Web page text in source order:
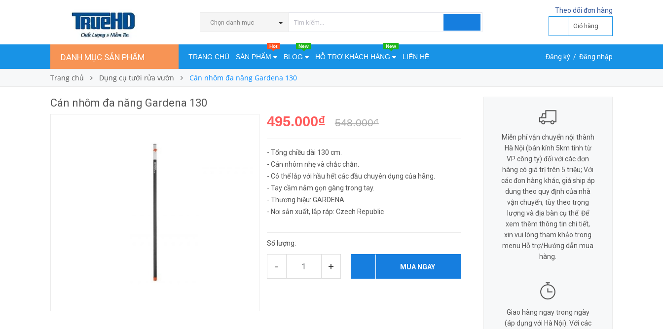
Chọn danh mục
Theo dõi đơn hàng
Giỏ hàng
DANH MỤC SẢN PHẨM TRANG CHỦ SẢN PHẨM
Hot
BLOG
New
HỖ TRỢ KHÁCH HÀNG
New
LIÊN HỆ Đăng ký / Đăng nhập
Trang chủ Dụng cụ tưới rửa vườn Cán nhôm đa năng Gardena 130
Cán nhôm đa năng Gardena 130
495.000₫ 548.000₫
- Tổng chiều dài 130 cm.
- Cán nhôm nhẹ và chắc chắn.
- Có thể lắp với hầu hết các đầu chuyên dụng của hãng.
- Tay cầm nằm gọn gàng trong tay.
- Thương hiệu: GARDENA
- Nơi sản xuất, lắp ráp: Czech Republic
Số lượng:
- + MUA NGAY
Giá bán: 495.000₫ MUA NGAY LIÊN HỆ ĐẶT HÀNG
0818 581 155
Miễn phí vận chuyển nội thành
Hà Nội (bán kính 5km tính từ
VP công ty) đối với các đơn
hàng có giá trị trên 5 triệu; Với
các đơn hàng khác, giá ship áp
dung theo quy định của nhà
vận chuyển, tùy theo trọng
lượng và địa bàn cụ thể. Để
xem thêm thông tin chi tiết,
xin vui lòng tham khảo trong
menu Hỗ trợ/Hướng dẫn mua
hàng.
Giao hàng ngay trong ngày
(áp dụng với Hà Nội). Với các